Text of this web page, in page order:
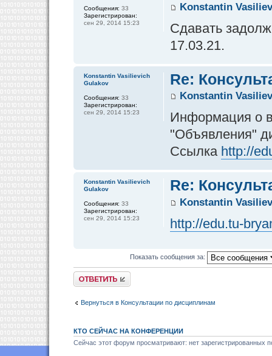
Konstantin
Сдавать
17.03.21.
Сообщения: 33
Зарегистрирован:
сен 29, 2014 15:23
Re:
Konstantin
Информация о
"Объявления"
Ссылка http://
Konstantin Vasilievich
Gulakov
Сообщения: 33
Зарегистрирован:
сен 29, 2014 15:23
Re:
Konstantin
http://edu.tu-
Konstantin Vasilievich
Gulakov
Сообщения: 33
Зарегистрирован:
сен 29, 2014 15:23
Показать сообщения за:
Ответить
Вернуться в Консультации по дисциплинам
КТО СЕЙЧАС НА КОНФЕРЕНЦИИ
Сейчас этот форум просматривают: нет зарегистрированных